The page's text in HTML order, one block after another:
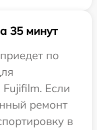
35 минут
по
Fujifilm. Если
ремонт
в